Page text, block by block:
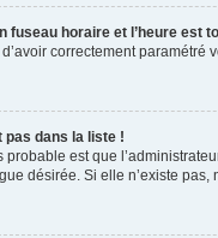
fuseau horaire et l’heure est
correctement paramétré
pas dans la liste !
probable est que
désirée. Si elle n’existe